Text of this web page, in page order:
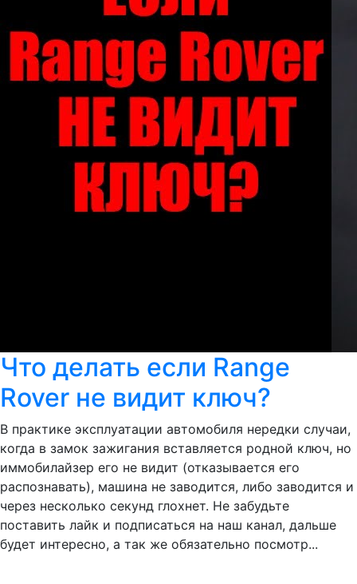
Что делать если Range
Rover не видит ключ?
В практике эксплуатации автомобиля нередки случаи,
когда в замок зажигания вставляется родной ключ, но
иммобилайзер его не видит (отказывается его
распознавать), машина не заводится, либо заводится и
через несколько секунд глохнет. Не забудьте
поставить лайк и подписаться на наш канал, дальше
будет интересно, а так же обязательно посмотр...